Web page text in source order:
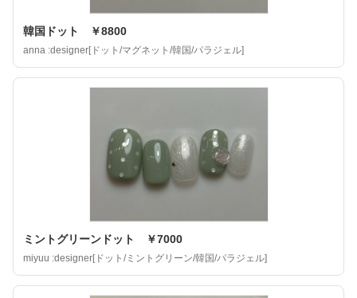
韓国ドット ￥8800
anna :designer[ドット/マグネット/韓国/パラジェル]
ミントグリーンドット ￥7000
miyuu :designer[ドット/ミントグリーン/韓国/パラジェル]